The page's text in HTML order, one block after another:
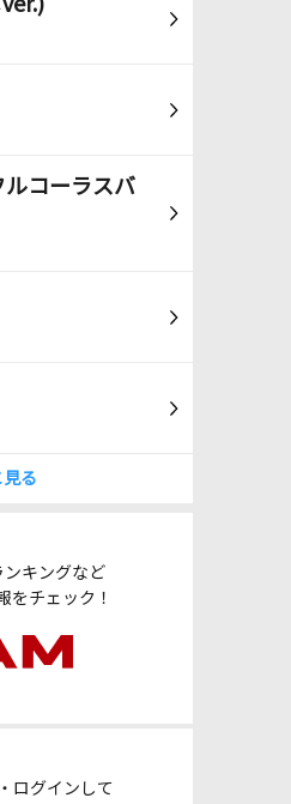
ルコーラスバ
見る
ンキングなど
をチェック！
ログインして